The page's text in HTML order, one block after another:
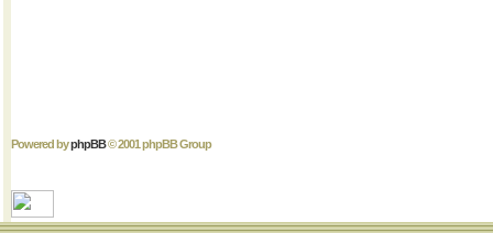
Powered byphpBB© 2001 phpBB Group